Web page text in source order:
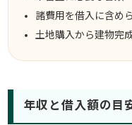
諸費用を借入に含め
土地購入から建物完
年収と借入額の目